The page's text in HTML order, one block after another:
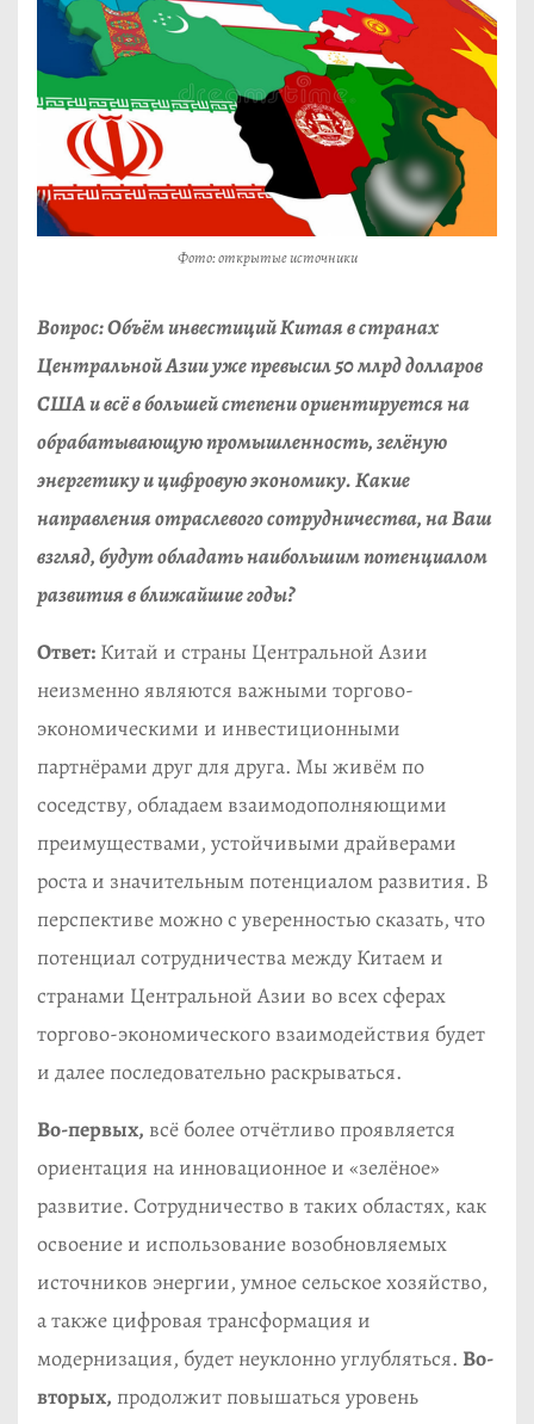
Фото: открытые источники
Вопрос: Объём инвестиций Китая в странах
Центральной Азии уже превысил 50 млрд долларов
США и всё в большей степени ориентируется на
обрабатывающую промышленность, зелёную
энергетику и цифровую экономику. Какие
направления отраслевого сотрудничества, на Ваш
взгляд, будут обладать наибольшим потенциалом
развития в ближайшие годы?
Ответ: Китай и страны Центральной Азии
неизменно являются важными торгово-
экономическими и инвестиционными
партнёрами друг для друга. Мы живём по
соседству, обладаем взаимодополняющими
преимуществами, устойчивыми драйверами
роста и значительным потенциалом развития. В
перспективе можно с уверенностью сказать, что
потенциал сотрудничества между Китаем и
странами Центральной Азии во всех сферах
торгово-экономического взаимодействия будет
и далее последовательно раскрываться.
Во-первых, всё более отчётливо проявляется
ориентация на инновационное и «зелёное»
развитие. Сотрудничество в таких областях, как
освоение и использование возобновляемых
источников энергии, умное сельское хозяйство,
а также цифровая трансформация и
модернизация, будет неуклонно углубляться. Во-
вторых, продолжит повышаться уровень